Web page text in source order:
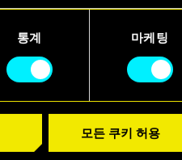
래의 "Settings" 메뉴에서 확인
통계 마케팅
모든 쿠키 허용